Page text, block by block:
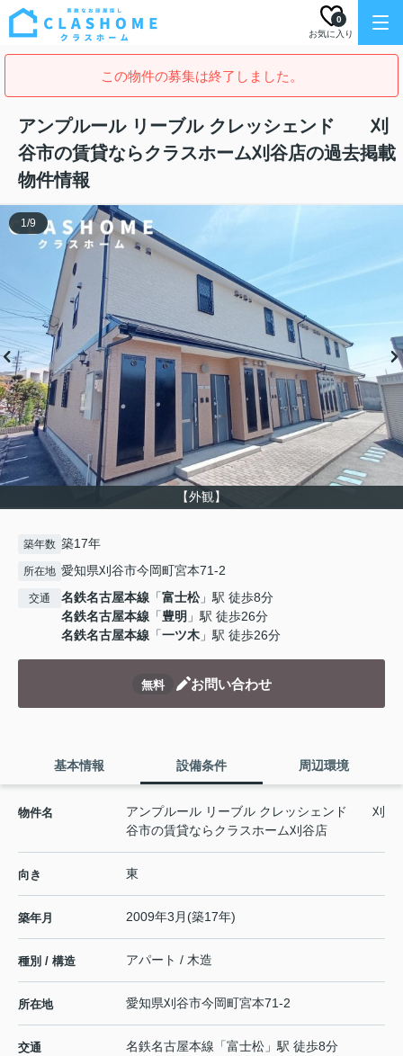
お気に入り
0
この物件の募集は終了しました。
アンプルール リーブル クレッシェンド 刈
谷市の賃貸ならクラスホーム刈谷店の過去掲載
物件情報
【外観】
1/9
築年数 築17年
所在地 愛知県刈谷市今岡町宮本71-2
交通 名鉄名古屋本線 「富士松」駅 徒歩8分
名鉄名古屋本線 「豊明 」駅 徒歩26分
名鉄名古屋本線 「一ツ木 」駅 徒歩26分
無料 お問い合わせ
基本情報 設備条件 周辺環境
物件名
アンプルール リーブル クレッシェンド 刈
谷市の賃貸ならクラスホーム刈谷店
向き 東
築年月 2009年3月(築17年)
種別 / 構造 アパート / 木造
所在地 愛知県刈谷市今岡町宮本71-2
交通 名鉄名古屋本線 「富士松 」駅 徒歩8分